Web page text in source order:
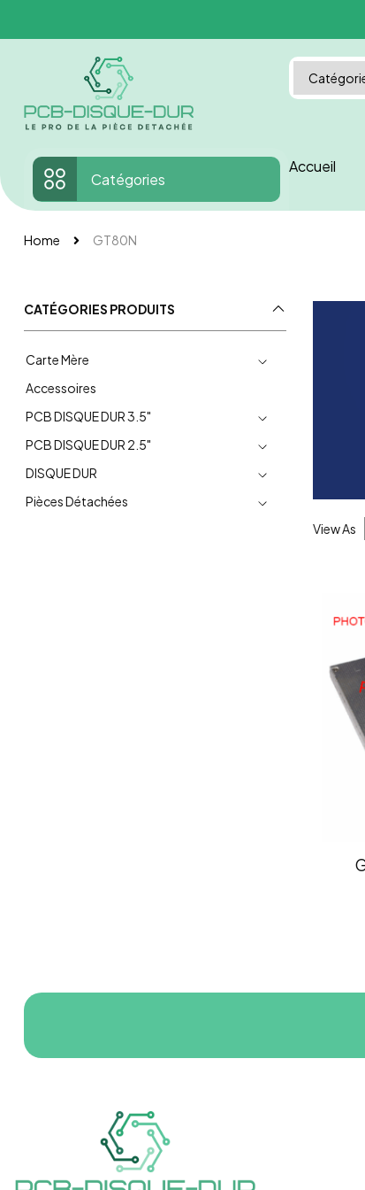
Catégories
Accueil
Home GT80N
CATÉGORIES PRODUITS
Carte Mère
Accessoires
PCB DISQUE DUR 3.5"
PCB DISQUE DUR 2.5"
DISQUE DUR
Pièces Détachées
View As